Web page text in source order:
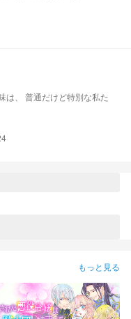
、抱き
は、 普通だけど特別な私た
もっと見る